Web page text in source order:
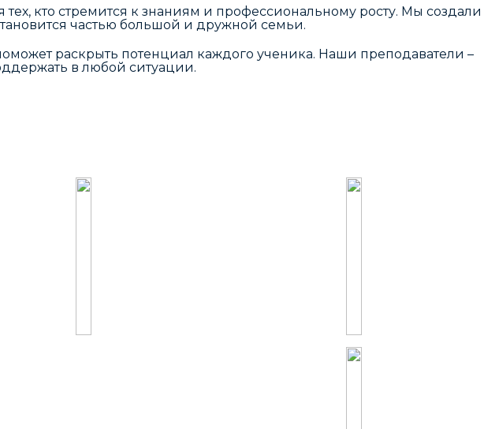
кто стремится к знаниям и профессиональному росту. Мы создали
частью большой и дружной семьи.
раскрыть потенциал каждого ученика. Наши преподаватели –
в любой ситуации.